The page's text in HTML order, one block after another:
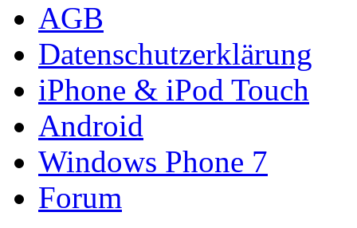
AGB
Datenschutzerklärung
iPhone & iPod Touch
Android
Windows Phone 7
Forum